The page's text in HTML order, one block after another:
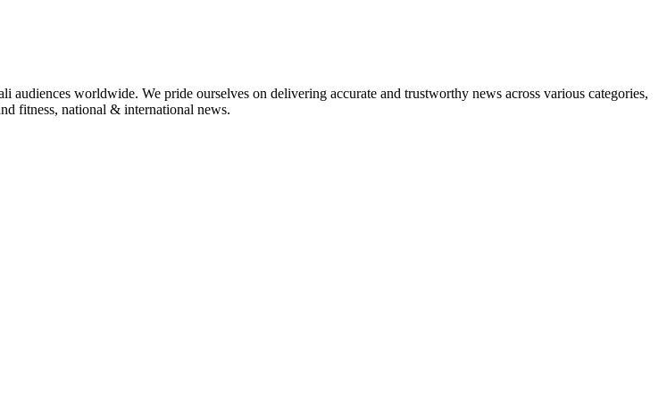
worldwide. We pride ourselves on delivering accurate and trustworthy news across various categories,
fitness, national & international news.